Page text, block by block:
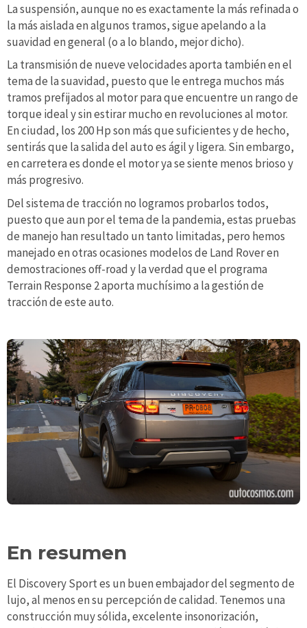
La suspensión, aunque no es exactamente la más refinada o
la más aislada en algunos tramos, sigue apelando a la
suavidad en general (o a lo blando, mejor dicho).
La transmisión de nueve velocidades aporta también en el
tema de la suavidad, puesto que le entrega muchos más
tramos prefijados al motor para que encuentre un rango de
torque ideal y sin estirar mucho en revoluciones al motor.
En ciudad, los 200 Hp son más que suficientes y de hecho,
sentirás que la salida del auto es ágil y ligera. Sin embargo,
en carretera es donde el motor ya se siente menos brioso y
más progresivo.
Del sistema de tracción no logramos probarlos todos,
puesto que aun por el tema de la pandemia, estas pruebas
de manejo han resultado un tanto limitadas, pero hemos
manejado en otras ocasiones modelos de Land Rover en
demostraciones off-road y la verdad que el programa
Terrain Response 2 aporta muchísimo a la gestión de
tracción de este auto.
En resumen
El Discovery Sport es un buen embajador del segmento de
lujo, al menos en su percepción de calidad. Tenemos una
construcción muy sólida, excelente insonorización,